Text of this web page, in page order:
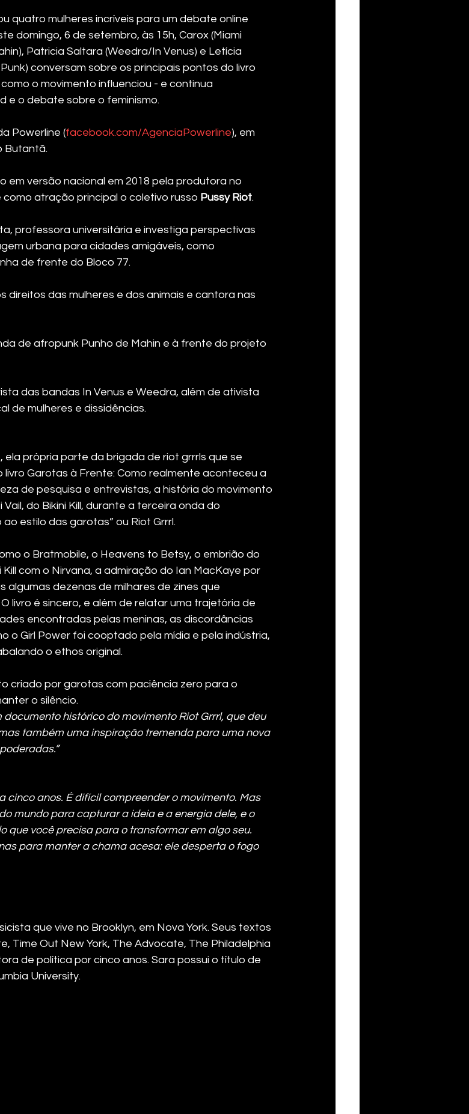
quatro mulheres incríveis para um debate online
domingo, 6 de setembro, às 15h, Carox (Miami
Patricia Saltara (Weedra/In Venus) e Letícia
conversam sobre os principais pontos do livro
o movimento influenciou - e continua
e o debate sobre o feminismo.
Powerline (facebook.com/AgenciaPowerline), em
Butantã.
em versão nacional em 2018 pela produtora no
atração principal o coletivo russo Pussy Riot.
professora universitária e investiga perspectivas
urbana para cidades amigáveis, como
de frente do Bloco 77.
direitos das mulheres e dos animais e cantora nas
de afropunk Punho de Mahin e à frente do projeto
das bandas In Venus e Weedra, além de ativista
de mulheres e dissidências.
ela própria parte da brigada de riot grrrls que se
livro Garotas à Frente: Como realmente aconteceu a
de pesquisa e entrevistas, a história do movimento
do Bikini Kill, durante a terceira onda do
estilo das garotas” ou Riot Grrrl.
o Bratmobile, o Heavens to Betsy, o embrião do
com o Nirvana, a admiração do Ian MacKaye por
algumas dezenas de milhares de zines que
livro é sincero, e além de relatar uma trajetória de
encontradas pelas meninas, as discordâncias
o Girl Power foi cooptado pela mídia e pela indústria,
o ethos original.
criado por garotas com paciência zero para o
o silêncio.
documento histórico do movimento Riot Grrrl, que deu
também uma inspiração tremenda para uma nova
cinco anos. É difícil compreender o movimento. Mas
mundo para capturar a ideia e a energia dele, e o
que você precisa para o transformar em algo seu.
para manter a chama acesa: ele desperta o fogo
que vive no Brooklyn, em Nova York. Seus textos
Time Out New York, The Advocate, The Philadelphia
de política por cinco anos. Sara possui o título de
University.